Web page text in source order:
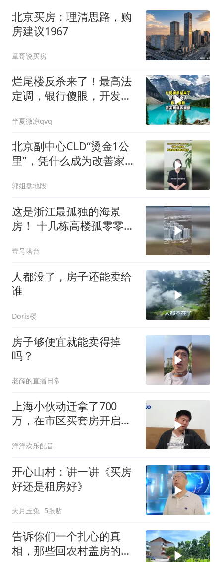
北京买房：理清思路，购
房建议1967
章哥说买房
烂尾楼反杀来了！最高法
定调，银行傻眼，开发商
半夏微凉qvq
北京副中心CLD“烫金1公
里”，凭什么成为改善家庭
郭姐盘地段
这是浙江最孤独的海景
房！ 十几栋高楼孤零零矗
壹号塔台
人都没了，房子还能卖给
谁
Doris楼
房子够便宜就能卖得掉
吗？
老薛的直播日常
上海小伙动迁拿了700
万，在市区买套房开启新
洋洋欢乐配音
开心山村：讲一讲《买房
好还是租房好》
天月玉兔 5跟贴
告诉你们一个扎心的真
相，那些回农村盖房的，